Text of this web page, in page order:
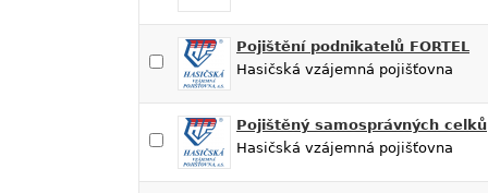
Pojištění podnikatelů FORTEL
Hasičská vzájemná pojišťovna
Pojištěný samosprávných celků
Hasičská vzájemná pojišťovna